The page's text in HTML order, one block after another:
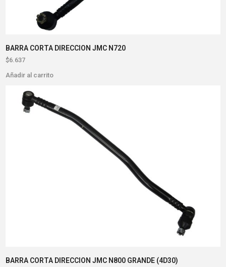
BARRA CORTA DIRECCION JMC N720
$6.637
Añadir al carrito
BARRA CORTA DIRECCION JMC N800 GRANDE (4D30)